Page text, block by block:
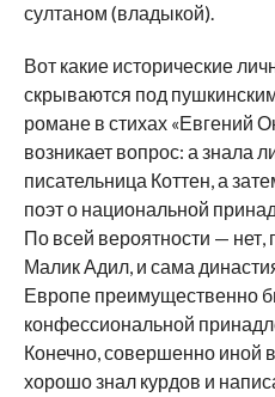
султаном (владыкой).
Вот какие исторические
скрываются под
романе в стихах «Евгений
возникает вопрос: а знала
писательница Коттен, а
поэт о национальной
По всей вероятности — нет,
Малик Адил, и сама
Европе преимущественно
конфессиональной
Конечно, совершенно иной
хорошо знал курдов и